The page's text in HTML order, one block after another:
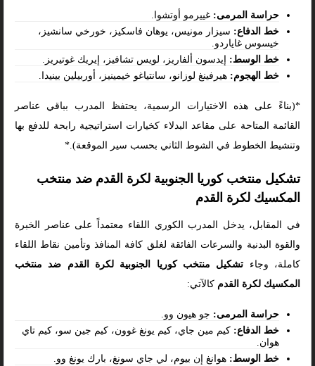
حراسة المرمى: غييرمو أوتشوا.
خط الدفاع: سيزار مونيس، يوهان فاسكيز، خورخي سانشيز،
خيسوس غاياردو.
خط الوسط: إيدسون ألفاريز، لويس تشافيز، إيريك غوتيريز.
خط الهجوم: هيرفينغ لوزانو، سانتياغو خيمينيز، أوربيلين بينيدا.
*(بناءً على هذه الاختيارات الرسمية، يحتفظ المدرب بباقي عناصر
القائمة المتاحة على مقاعد البدلاء كخيارات استراتيجية رابحة للدفع بها
وتنشيط الخطوط في الشوط الثاني بحسب سير الموقعة).*
تشكيل منتخب كوريا الجنوبية لكرة القدم ضد منتخب
المكسيك لكرة القدم
في المقابل، يدخل المدرب الكوري اللقاء معتمداً على عناصر الخبرة
والقوة البدنية والسرعات الفائقة لغلق كافة المنافذ وتأمين نقاط اللقاء
كاملة، وجاء تشكيل منتخب كوريا الجنوبية لكرة القدم ضد منتخب
المكسيك لكرة القدم كالآتي:
حراسة المرمى: جو هيون وو.
خط الدفاع: كيم مين جاي، كيم يونغ غوون، كيم جين سو، كيم تاي
هوان.
خط الوسط: هوانغ إن بيوم، لي جاي سونغ، بارك يونغ وو.